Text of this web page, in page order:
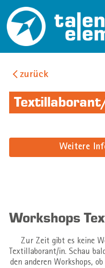
zurück
Weitere
Workshops
Zur Zeit gibt es keine
Textillaborant/in. Schau
den anderen Workshops,